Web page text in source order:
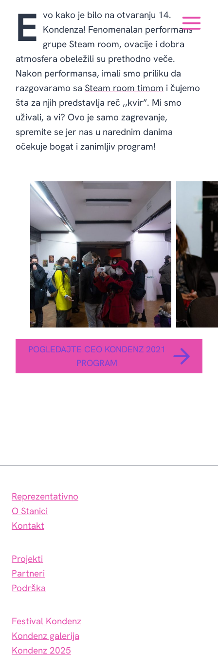
content
E vo kako je bilo na otvaranju 14.
Kondenza! Fenomenalan performans
grupe Steam room, ovacije i dobra
atmosfera obeležili su prethodno veče.
Nakon performansa, imali smo priliku da
razgovaramo sa Steam room timom i čujemo
šta za njih predstavlja reč ,,kvir”. Mi smo
uživali, a vi? Ovo je samo zagrevanje,
spremite se jer nas u narednim danima
očekuje bogat i zanimljiv program!
POGLEDAJTE CEO KONDENZ 2021
PROGRAM
Reprezentativno
O Stanici
Kontakt
Projekti
Partneri
Podrška
Festival Kondenz
Kondenz galerija
Kondenz 2025